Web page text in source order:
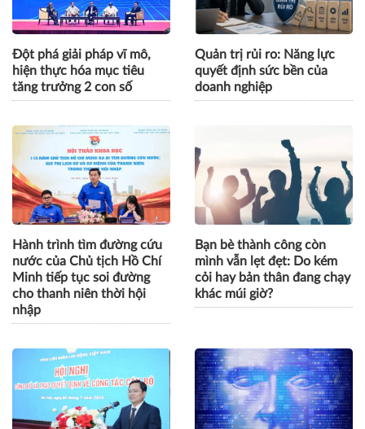
Đột phá giải pháp vĩ mô,
hiện thực hóa mục tiêu
tăng trưởng 2 con số
Quản trị rủi ro: Năng lực
quyết định sức bền của
doanh nghiệp
Hành trình tìm đường cứu
nước của Chủ tịch Hồ Chí
Minh tiếp tục soi đường
cho thanh niên thời hội
nhập
Bạn bè thành công còn
mình vẫn lẹt đẹt: Do kém
cỏi hay bản thân đang chạy
khác múi giờ?